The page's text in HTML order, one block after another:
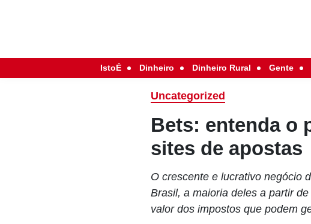
IstoÉ Dinheiro Dinheiro Rural Gente
Uncategorized
Bets: entenda o
sites de apostas
O crescente e lucrativo negócio
Brasil, a maioria deles a partir
valor dos impostos que podem